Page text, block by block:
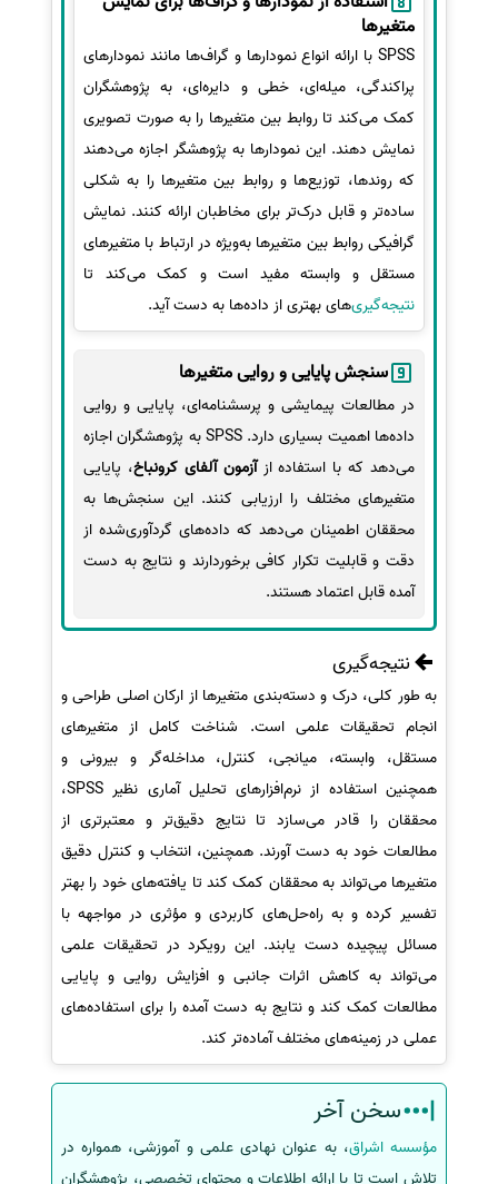
متغیرها
SPSS با ارائه انواع نمودارها و گراف‌ها مانند نمودارهای
پراکندگی، میله‌ای، خطی و دایره‌ای، به پژوهشگران
کمک می‌کند تا روابط بین متغیرها را به صورت تصویری
نمایش دهند. این نمودارها به پژوهشگر اجازه می‌دهند
که روندها، توزیع‌ها و روابط بین متغیرها را به شکلی
ساده‌تر و قابل درک‌تر برای مخاطبان ارائه کنند. نمایش
گرافیکی روابط بین متغیرها به‌ویژه در ارتباط با متغیرهای
مستقل و وابسته مفید است و کمک می‌کند تا
نتیجه‌گیری‌های بهتری از داده‌ها به دست آید.
سنجش پایایی و روایی متغیرها
در مطالعات پیمایشی و پرسشنامه‌ای، پایایی و روایی
داده‌ها اهمیت بسیاری دارد. SPSS به پژوهشگران اجازه
می‌دهد که با استفاده ازآزمون آلفای کرونباخ، پایایی
متغیرهای مختلف را ارزیابی کنند. این سنجش‌ها به
محققان اطمینان می‌دهد که داده‌های گردآوری‌شده از
دقت و قابلیت تکرار کافی برخوردارند و نتایج به دست
آمده قابل اعتماد هستند.
نتیجه‌گیری
به طور کلی، درک و دسته‌بندی متغیرها از ارکان اصلی طراحی و
انجام تحقیقات علمی است. شناخت کامل از متغیرهای
مستقل، وابسته، میانجی، کنترل، مداخله‌گر و بیرونی و
همچنین استفاده از نرم‌افزارهای تحلیل آماری نظیر SPSS،
محققان را قادر می‌سازد تا نتایج دقیق‌تر و معتبرتری از
مطالعات خود به دست آورند. همچنین، انتخاب و کنترل دقیق
متغیرها می‌تواند به محققان کمک کند تا یافته‌های خود را بهتر
تفسیر کرده و به راه‌حل‌های کاربردی و مؤثری در مواجهه با
مسائل پیچیده دست یابند. این رویکرد در تحقیقات علمی
می‌تواند به کاهش اثرات جانبی و افزایش روایی و پایایی
مطالعات کمک کند و نتایج به دست آمده را برای استفاده‌های
عملی در زمینه‌های مختلف آماده‌تر کند.
سخن آخر
مؤسسه اشراق، به عنوان نهادی علمی و آموزشی، همواره در